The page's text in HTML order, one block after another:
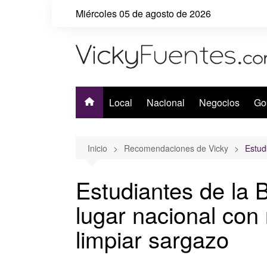
Miércoles 05 de agosto de 2026
Local Nacional Negocios
Inicio Recomendaciones de Vicky
Estudiantes de la
lugar nacional
limpiar sargazo